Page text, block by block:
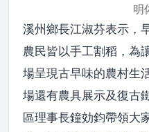
明
溪州鄉長江淑芬表示，
農民皆以手工割稻，為
場呈現古早味的農村生
場還有農具展示及復古
區理事長鐘効鈞帶領大